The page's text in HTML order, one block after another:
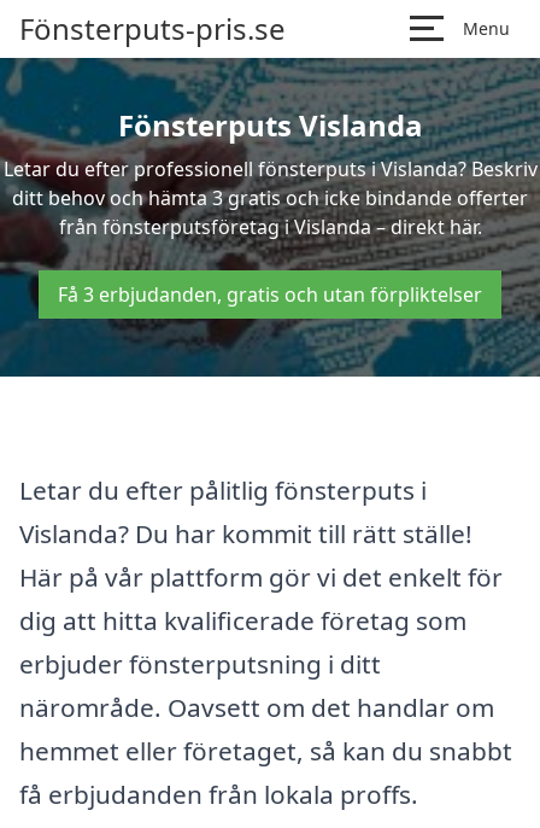
Fönsterputs-pris.se Menu
Fönsterputs Vislanda
Letar du efter professionell fönsterputs i Vislanda? Beskriv
ditt behov och hämta 3 gratis och icke bindande offerter
från fönsterputsföretag i Vislanda – direkt här.
Få 3 erbjudanden, gratis och utan förpliktelser
Letar du efter pålitlig fönsterputs i
Vislanda? Du har kommit till rätt ställe!
Här på vår plattform gör vi det enkelt för
dig att hitta kvalificerade företag som
erbjuder fönsterputsning i ditt
närområde. Oavsett om det handlar om
hemmet eller företaget, så kan du snabbt
få erbjudanden från lokala proffs.